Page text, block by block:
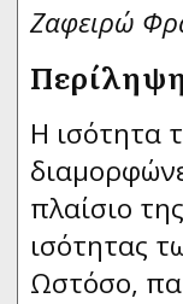
Ζαφειρώ
Περίληψη
Η ισότητα
πλαίσιο
ισότητας
Ωστόσο,